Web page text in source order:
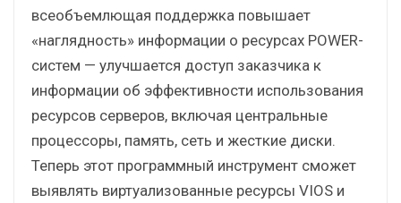
всеобъемлющая поддержка повышает
«наглядность» информации о ресурсах POWER-
систем — улучшается доступ заказчика к
информации об эффективности использования
ресурсов серверов, включая центральные
процессоры, память, сеть и жесткие диски.
Теперь этот программный инструмент сможет
выявлять виртуализованные ресурсы VIOS и